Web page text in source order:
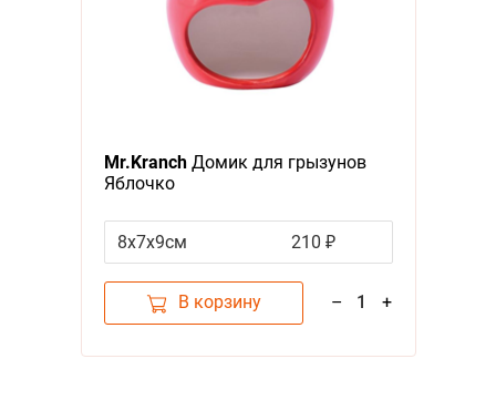
Mr.KranchДомик для грызунов
Яблочко
8х7х9см 210 ₽
В корзину – 1 +